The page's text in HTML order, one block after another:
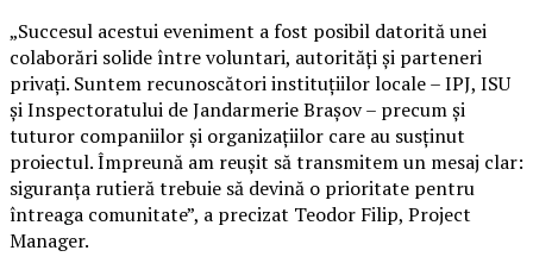
„Succesul acestui eveniment a fost posibil datorită unei
colaborări solide între voluntari, autorități și parteneri
privați. Suntem recunoscători instituțiilor locale – IPJ, ISU
și Inspectoratului de Jandarmerie Brașov – precum și
tuturor companiilor și organizațiilor care au susținut
proiectul. Împreună am reușit să transmitem un mesaj clar:
siguranța rutieră trebuie să devină o prioritate pentru
întreaga comunitate”, a precizat Teodor Filip, Project
Manager.